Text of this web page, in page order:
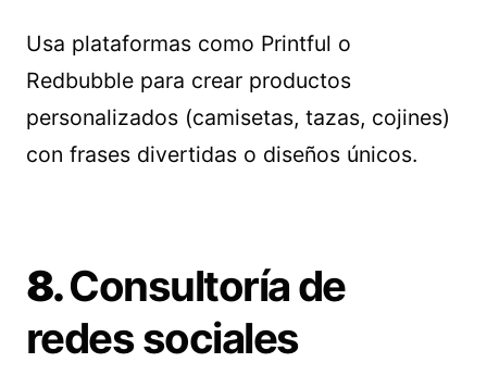
Usa plataformas como Printful o
Redbubble para crear productos
personalizados (camisetas, tazas, cojines)
con frases divertidas o diseños únicos.
8.Consultoría de
redes sociales